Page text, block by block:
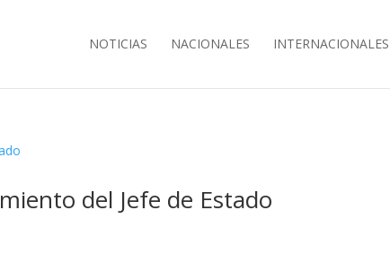
NOTICIAS NACIONALES INTERNACIONALES
del Jefe de Estado